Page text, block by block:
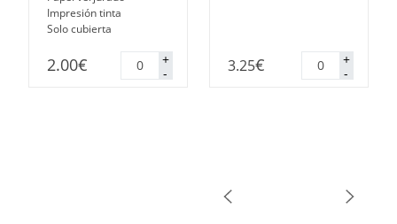
Impresión tinta
Solo cubierta
2.00€ -
Misal
Leibovitz
cantidad
+ 3.25€ -
Abanico
Leibovitz
cantidad
+